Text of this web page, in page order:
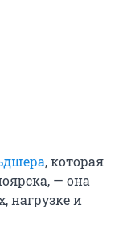
, которая
— она
нагрузке и